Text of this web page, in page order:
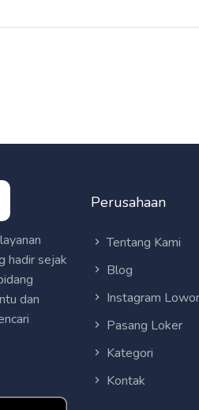
hadir sejak
dan
Perusahaan
Tentang Kami
Blog
Instagram
Pasang Loker
Kategori
Kontak